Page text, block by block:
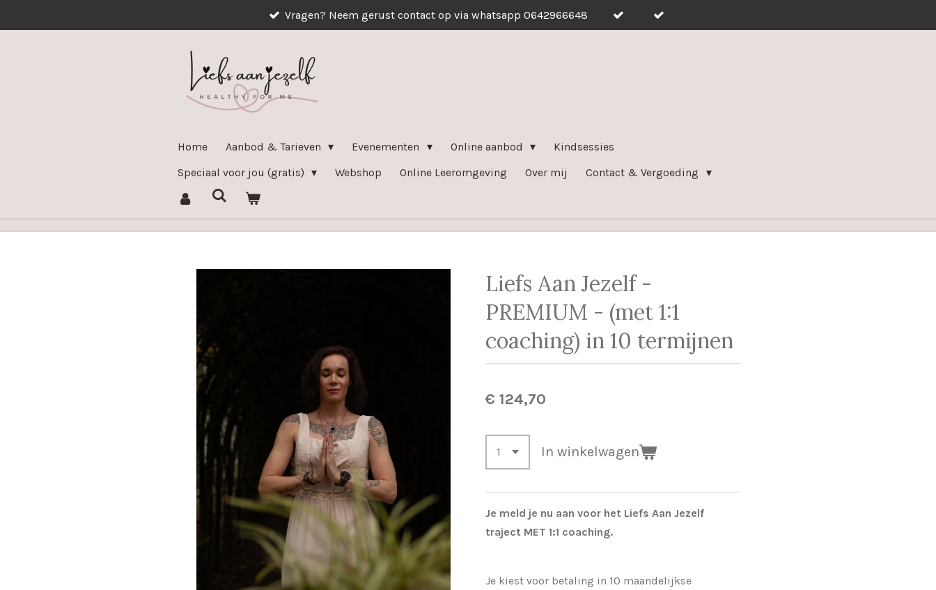
Vragen? Neem gerust contact op via whatsapp 0642966648
Home Aanbod & Tarieven Evenementen Online aanbod
Kindsessies
Speciaal voor jou (gratis)
Webshop Online Leeromgeving Over mij Contact & Vergoeding
Liefs Aan Jezelf -
PREMIUM - (met 1:1
coaching) in 10 termijnen
€ 124,70
In winkelwagen
Je meld je nu aan voor het Liefs Aan Jezelf
traject MET 1:1 coaching.
Je kiest voor betaling in 10 maandelijkse